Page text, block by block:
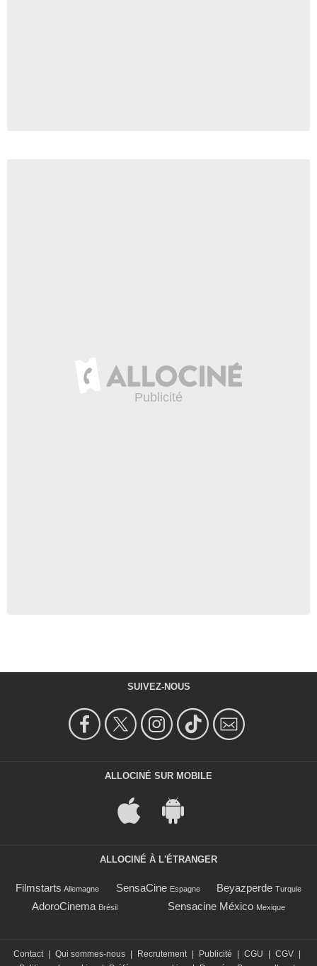
SUIVEZ-NOUS
ALLOCINÉ SUR MOBILE
ALLOCINÉ À L'ÉTRANGER
Filmstarts Allemagne SensaCine Espagne Beyazperde Turquie
AdoroCinema Brésil Sensacine México Mexique
Contact | Qui sommes-nous | Recrutement | Publicité | CGU | CGV |